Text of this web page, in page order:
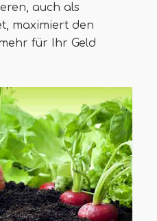
auch als
maximiert den
für Ihr Geld